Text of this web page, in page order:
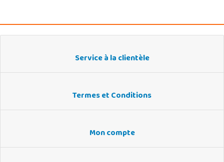
Service à la clientèle
Termes et Conditions
Mon compte